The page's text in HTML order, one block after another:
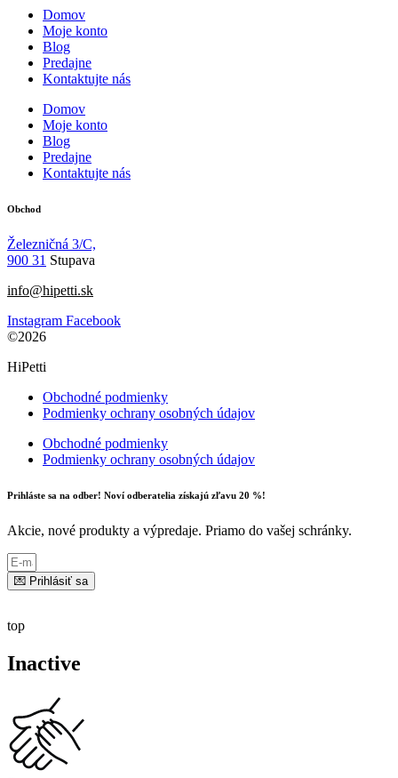
Domov
Moje konto
Blog
Predajne
Kontaktujte nás
Domov
Moje konto
Blog
Predajne
Kontaktujte nás
Obchod
Železničná 3/C,
900 31 Stupava
info@hipetti.sk
Instagram Facebook
©2026
HiPetti
Obchodné podmienky
Podmienky ochrany osobných údajov
Obchodné podmienky
Podmienky ochrany osobných údajov
Prihláste sa na odber! Noví odberatelia získajú zľavu 20 %!
Akcie, nové produkty a výpredaje. Priamo do vašej schránky.
💌 Prihlásiť sa
top
Inactive